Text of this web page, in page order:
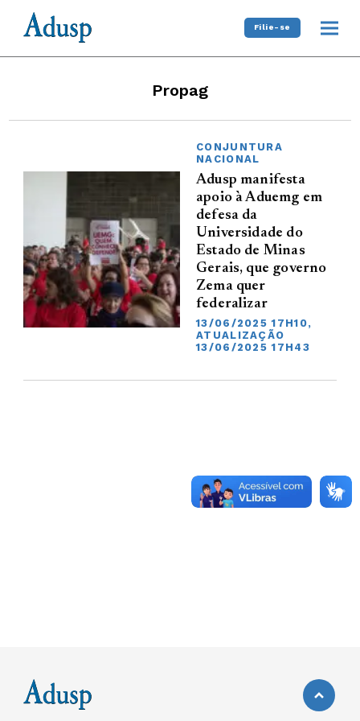
Filie-se
Propag
CONJUNTURA
NACIONAL
Adusp manifesta
apoio à Aduemg em
defesa da
Universidade do
Estado de Minas
Gerais, que governo
Zema quer
federalizar
13/06/2025 17H10,
ATUALIZAÇÃO
13/06/2025 17H43